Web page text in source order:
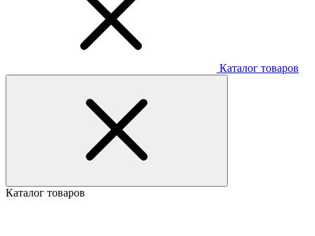
Каталог товаров
Каталог товаров